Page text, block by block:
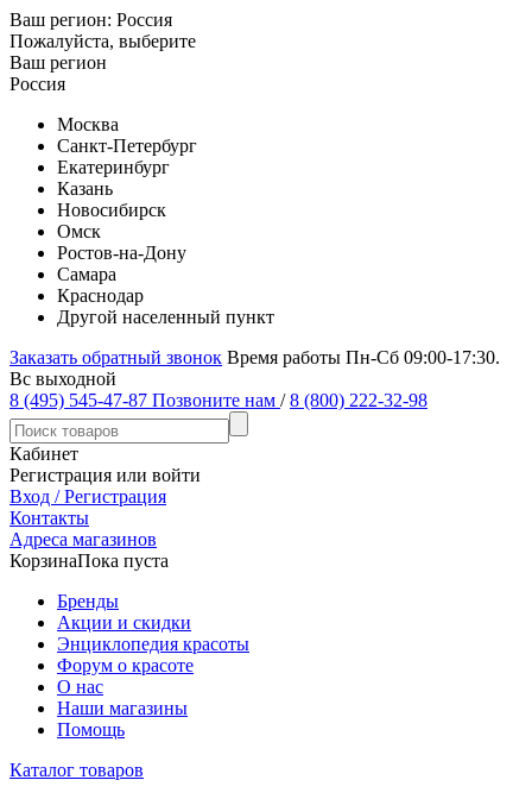
Ваш регион: Россия
Пожалуйста, выберите
Ваш регион
Россия
Москва
Санкт-Петербург
Екатеринбург
Казань
Новосибирск
Омск
Ростов-на-Дону
Самара
Краснодар
Другой населенный пункт
Заказать обратный звонок Время работы Пн-Сб 09:00-17:30.
Вс выходной
8 (495) 545-47-87 Позвоните нам / 8 (800) 222-32-98
Кабинет
Регистрация или войти
Вход / Регистрация
Контакты
Адреса магазинов
КорзинаПока пуста
Бренды
Акции и скидки
Энциклопедия красоты
Форум о красоте
О нас
Наши магазины
Помощь
Каталог товаров